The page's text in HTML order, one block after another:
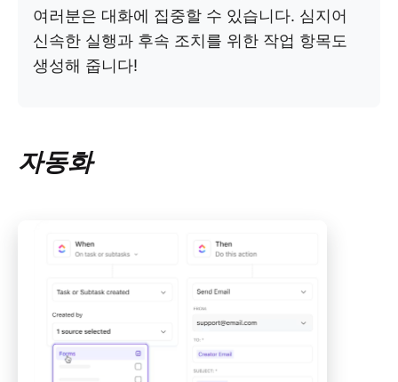
여러분은 대화에 집중할 수 있습니다. 심지어
신속한 실행과 후속 조치를 위한 작업 항목도
생성해 줍니다!
자동화